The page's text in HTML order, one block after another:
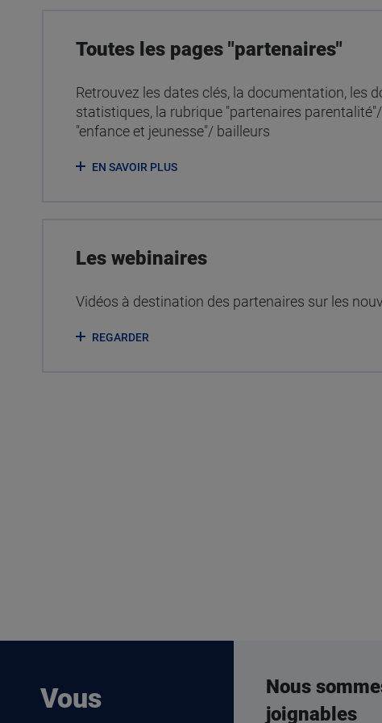
Toutes les pages "partenaires"
Retrouvez les dates clés, la documentation, les
statistiques, la rubrique "partenaires
"enfance et jeunesse"/ bailleurs
EN SAVOIR PLUS
Les webinaires
Vidéos à destination des partenaires sur les
REGARDER
Vous
Nous
joignables